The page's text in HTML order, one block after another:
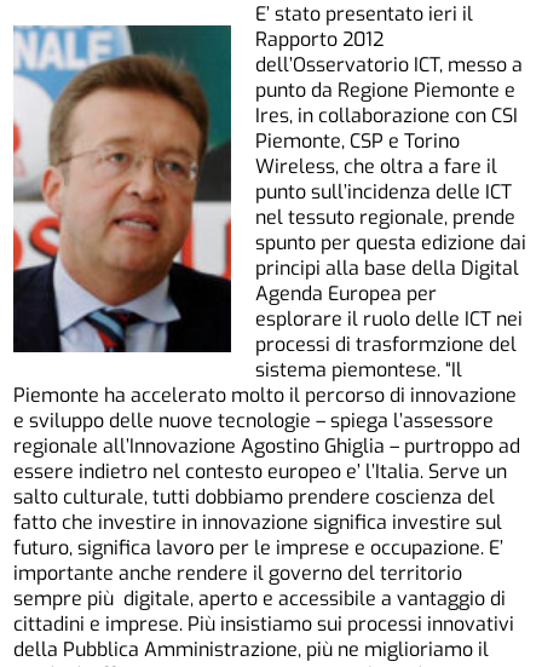
E’ stato presentato ieri il
Rapporto 2012
dell’Osservatorio ICT, messo a
punto da Regione Piemonte e
Ires, in collaborazione con CSI
Piemonte, CSP e Torino
Wireless, che oltra a fare il
punto sull’incidenza delle ICT
nel tessuto regionale, prende
spunto per questa edizione dai
principi alla base della Digital
Agenda Europea per
esplorare il ruolo delle ICT nei
processi di trasformzione del
sistema piemontese. “Il
Piemonte ha accelerato molto il percorso di innovazione
e sviluppo delle nuove tecnologie – spiega l’assessore
regionale all’Innovazione Agostino Ghiglia – purtroppo ad
essere indietro nel contesto europeo e’ l’Italia. Serve un
salto culturale, tutti dobbiamo prendere coscienza del
fatto che investire in innovazione significa investire sul
futuro, significa lavoro per le imprese e occupazione. E’
importante anche rendere il governo del territorio
sempre più digitale, aperto e accessibile a vantaggio di
cittadini e imprese. Più insistiamo sui processi innovativi
della Pubblica Amministrazione, più ne miglioriamo il